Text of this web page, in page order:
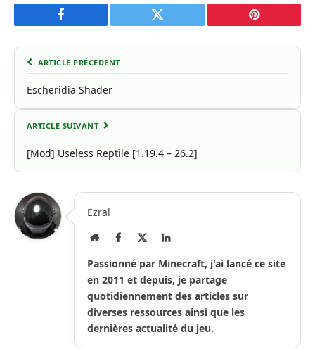
Facebook Twitter Pinterest
ARTICLE PRÉCÉDENT
Escheridia Shader
ARTICLE SUIVANT
[Mod] Useless Reptile [1.19.4 – 26.2]
Ezral
Site
Facebook LinkedIn
Passionné par Minecraft, j'ai lancé ce site
en 2011 et depuis, je partage
quotidiennement des articles sur
diverses ressources ainsi que les
dernières actualité du jeu.